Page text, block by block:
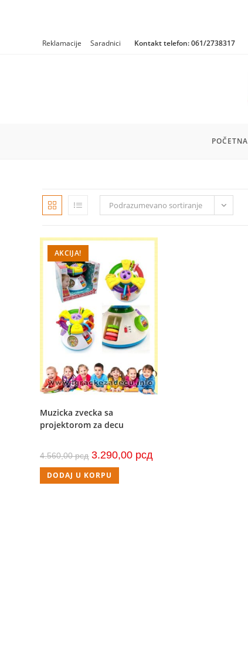
Reklamacije Saradnici Kontakt telefon:061/2738317
POČETNA
Podrazumevano sortiranje
AKCIJA!
Muzicka zvecka sa
projektorom za decu
4.560,00рсд Originalna
cena
je
bila:
4.560,00 рсд.
3.290,00 рсд
cena
DODAJ U KORPU